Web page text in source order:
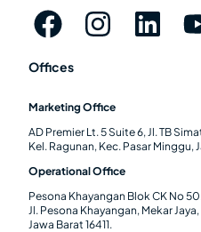
Offices
Marketing Office
AD Premier Lt. 5 Suite 6, Jl. TB
Kel. Ragunan, Kec. Pasar Minggu,
Operational Office
Pesona Khayangan Blok CK No
Jl. Pesona Khayangan, Mekar
Jawa Barat 16411.